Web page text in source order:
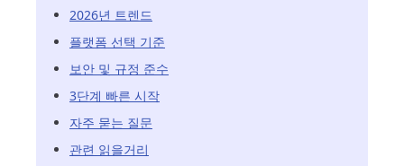
2026년 트렌드
플랫폼 선택 기준
보안 및 규정 준수
3단계 빠른 시작
자주 묻는 질문
관련 읽을거리